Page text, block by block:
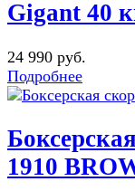
Gigant 40
24 990 руб.
Подробнее
1910